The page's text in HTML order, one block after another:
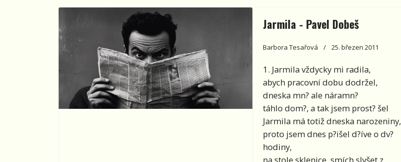
Jarmila - Pavel Dobeš
Barbora Tesařová 25. březen 2011
1. Jarmila vždycky mi radila,
abych pracovní dobu dodržel,
dneska mn? ale náramn?
táhlo dom?, a tak jsem prost? šel
Jarmila má totiž dneska narozeniny,
proto jsem dnes p?išel d?íve o dv?
hodiny,
na stole sklenice, smích slyšet z